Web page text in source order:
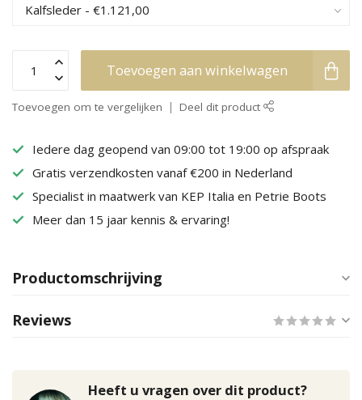
Toevoegen aan winkelwagen
Toevoegen om te vergelijken Deel dit product
Iedere dag geopend van 09:00 tot 19:00 op afspraak
Gratis verzendkosten vanaf €200 in Nederland
Specialist in maatwerk van KEP Italia en Petrie Boots
Meer dan 15 jaar kennis & ervaring!
Productomschrijving
Reviews
Heeft u vragen over dit product?